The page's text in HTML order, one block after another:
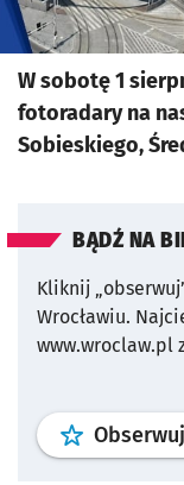
W sobotę 1
fotoradary na
Sobieskiego,
BĄDŹ NA
Kliknij
Wrocławiu.
www.wroclaw.pl
Obserwuj